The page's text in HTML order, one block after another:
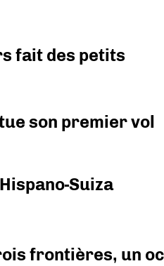
fait des petits
son premier vol
Suiza
frontières, un